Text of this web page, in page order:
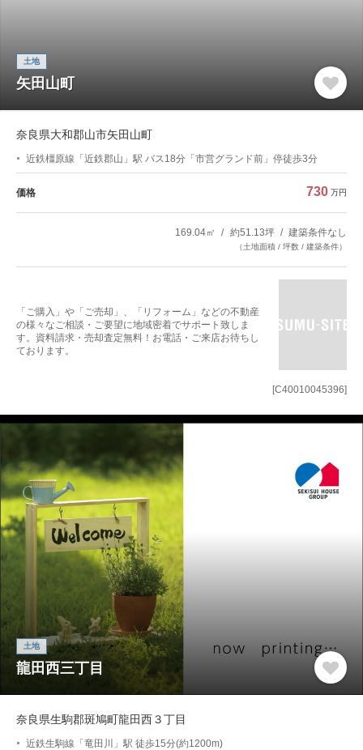
[C40010045396]
土地
矢田山町
奈良県大和郡山市矢田山町
近鉄橿原線「近鉄郡山」駅 バス18分「市営グランド前」停徒歩3分
価格 730 万円
169.04㎡ 約51.13坪 建築条件なし
（土地面積 / 坪数 / 建築条件）
「ご購入」や「ご売却」、「リフォーム」などの不動産
の様々なご相談・ご要望に地域密着でサポート致しま
す。資料請求・売却査定無料！お電話・ご来店お待ちし
ております。
土地
龍田西三丁目
奈良県生駒郡斑鳩町龍田西３丁目
近鉄生駒線「竜田川」駅 徒歩15分(約1200m)